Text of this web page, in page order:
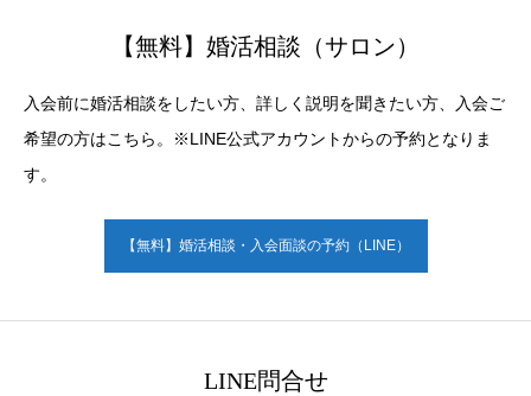
【無料】婚活相談（サロン）
入会前に婚活相談をしたい方、詳しく説明を聞きたい方、入会ご
希望の方はこちら。※LINE公式アカウントからの予約となりま
す。
【無料】婚活相談・入会面談の予約（LINE）
LINE問合せ